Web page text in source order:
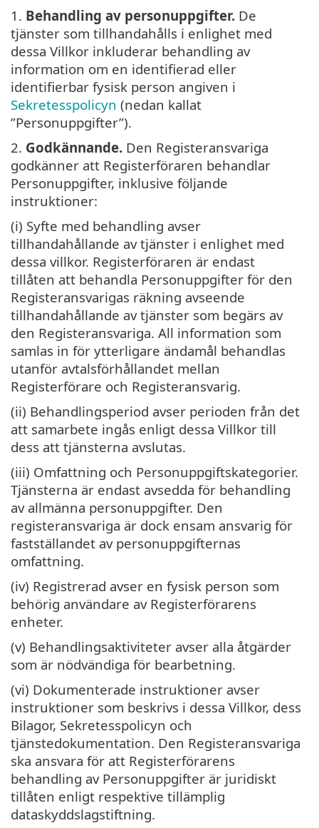
1. Behandling av personuppgifter. De
tjänster som tillhandahålls i enlighet med
dessa Villkor inkluderar behandling av
information om en identifierad eller
identifierbar fysisk person angiven i
Sekretesspolicyn (nedan kallat
”Personuppgifter”).
2. Godkännande. Den Registeransvariga
godkänner att Registerföraren behandlar
Personuppgifter, inklusive följande
instruktioner:
(i) Syfte med behandling avser
tillhandahållande av tjänster i enlighet med
dessa villkor. Registerföraren är endast
tillåten att behandla Personuppgifter för den
Registeransvarigas räkning avseende
tillhandahållande av tjänster som begärs av
den Registeransvariga. All information som
samlas in för ytterligare ändamål behandlas
utanför avtalsförhållandet mellan
Registerförare och Registeransvarig.
(ii) Behandlingsperiod avser perioden från det
att samarbete ingås enligt dessa Villkor till
dess att tjänsterna avslutas.
(iii) Omfattning och Personuppgiftskategorier.
Tjänsterna är endast avsedda för behandling
av allmänna personuppgifter. Den
registeransvariga är dock ensam ansvarig för
fastställandet av personuppgifternas
omfattning.
(iv) Registrerad avser en fysisk person som
behörig användare av Registerförarens
enheter.
(v) Behandlingsaktiviteter avser alla åtgärder
som är nödvändiga för bearbetning.
(vi) Dokumenterade instruktioner avser
instruktioner som beskrivs i dessa Villkor, dess
Bilagor, Sekretesspolicyn och
tjänstedokumentation. Den Registeransvariga
ska ansvara för att Registerförarens
behandling av Personuppgifter är juridiskt
tillåten enligt respektive tillämplig
dataskyddslagstiftning.